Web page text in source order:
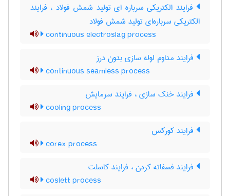
فرایند الکتریکی سرباره ای تولید شمش فولاد ، فرایند
الکتریکی سرباره‌ای تولید شمش فولاد
continuous electroslag process
فرایند مداوم لوله سازی بدون درز
continuous seamless process
فرایند خنک سازی ، فرایند سرمایش
cooling process
فرایند کورکس
corex process
فرایند فسفاته کردن ، فرایند کاسلت
coslett process